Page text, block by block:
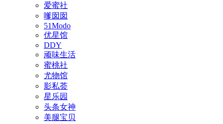
爱蜜社
嗲囡囡
51Modo
优星馆
DDY
顽味生活
蜜桃社
尤物馆
影私荟
星乐园
头条女神
美腿宝贝